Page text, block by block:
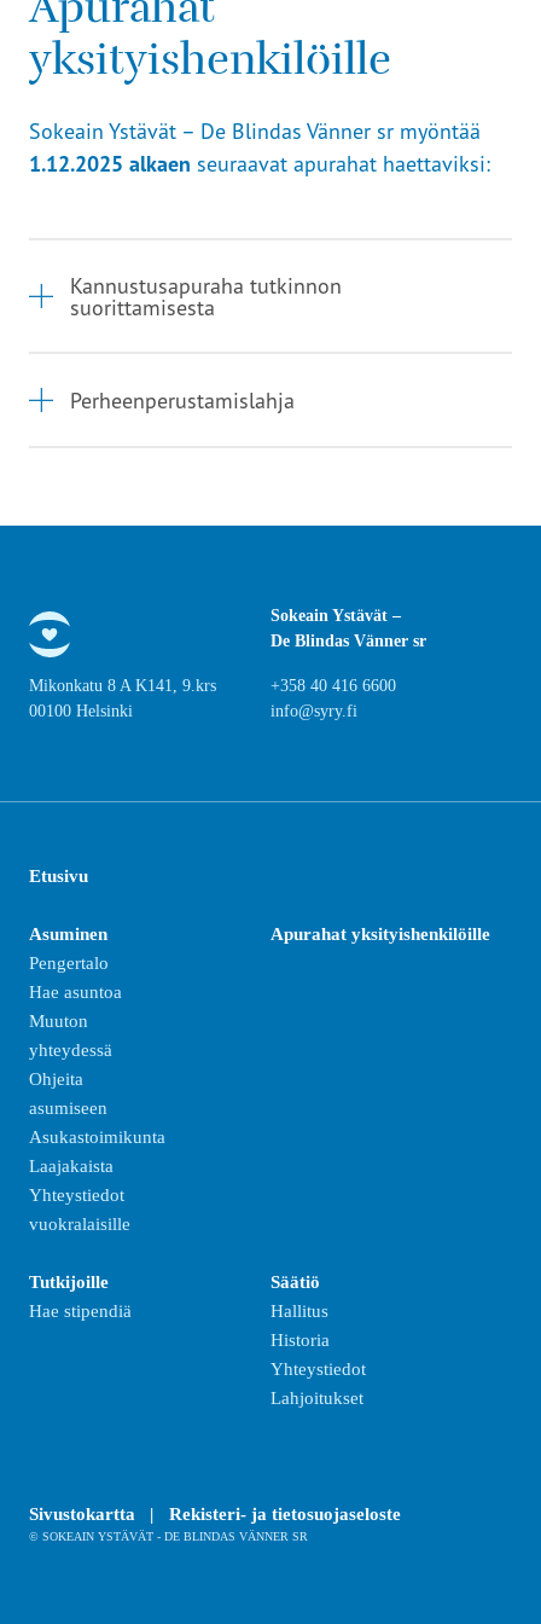
yksityishenkilöille
Sokeain Ystävät – De Blindas Vänner sr myöntää
1.12.2025 alkaen seuraavat apurahat haettaviksi:
Kannustusapuraha tutkinnon
suorittamisesta
Perheenperustamislahja
Sokeain Ystävät –
De Blindas Vänner sr
Mikonkatu 8 A K141, 9.krs
00100 Helsinki
+358 40 416 6600
info@syry.fi
Etusivu
Asuminen
Pengertalo
Hae asuntoa
Muuton
yhteydessä
Ohjeita
asumiseen
Asukastoimikunta
Laajakaista
Yhteystiedot
vuokralaisille
Apurahat yksityishenkilöille
Tutkijoille
Hae stipendiä
Säätiö
Hallitus
Historia
Yhteystiedot
Lahjoitukset
Sivustokartta | Rekisteri- ja tietosuojaseloste
© SOKEAIN YSTÄVÄT - DE BLINDAS VÄNNER SR